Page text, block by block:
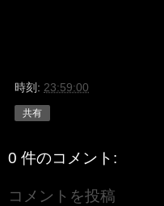
時刻: 23:59:00
共有
0 件のコメント:
コメントを投稿